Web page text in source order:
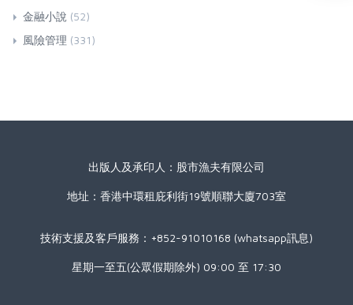
金融小說 (52)
風險管理 (331)
出版人及承印人：股市漁夫有限公司
地址：香港中環租庇利街19號順聯大廈703室
技術支援及客戶服務：+852-91010168 (whatsapp訊息)
星期一至五(公眾假期除外) 09:00 至 17:30